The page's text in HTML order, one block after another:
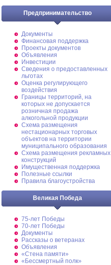
Предпринимательство
Документы
Финансовая поддержка
Проекты документов
Объявления
Инвестиции
Сведения о предоставленных
льготах
Оценка регулирующего
воздействия
Границы территорий, на
которых не допускается
розничная продажа
алкогольной продукции
Схема размещения
нестационарных торговых
объектов на территории
муниципального образования
Схема размещения рекламных
конструкций
Имущественная поддержка
Полезные ссылки
Правила благоустройства
Великая Победа
75-лет Победы
70-лет Победы
Документы
Рассказы о ветеранах
Объявления
«Стена памяти»
«Бессмертный полк»